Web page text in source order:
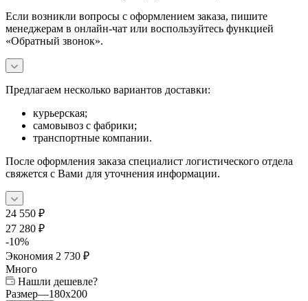
Если возникли вопросы с оформлением заказа, пишите
менеджерам в онлайн-чат или воспользуйтесь функцией
«Обратный звонок».
Предлагаем несколько вариантов доставки:
курьерская;
самовывоз с фабрики;
транспортные компании.
После оформления заказа специалист логистического отдела
свяжется с Вами для уточнения информации.
24 550 ₽
27 280 ₽
-10%
Экономия 2 730 ₽
Много
Нашли дешевле?
Размер—180x200